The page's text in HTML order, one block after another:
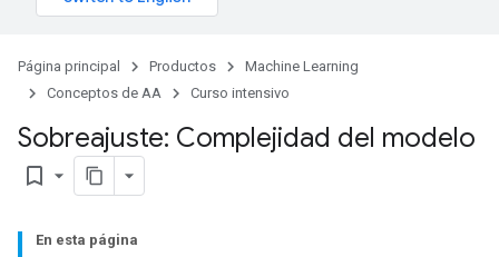
Página principal Productos
Machine Learning
Conceptos de AA
Curso intensivo
Sobreajuste: Complejidad del modelo
bookmark_border
En esta página